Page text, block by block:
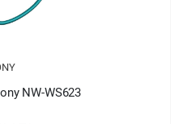
NW-WS623